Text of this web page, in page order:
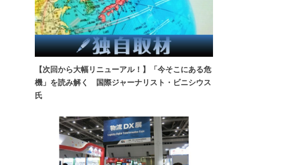
【次回から大幅リニューアル！】「今そこにある危
機」を読み解く 国際ジャーナリスト・ビニシウス
氏